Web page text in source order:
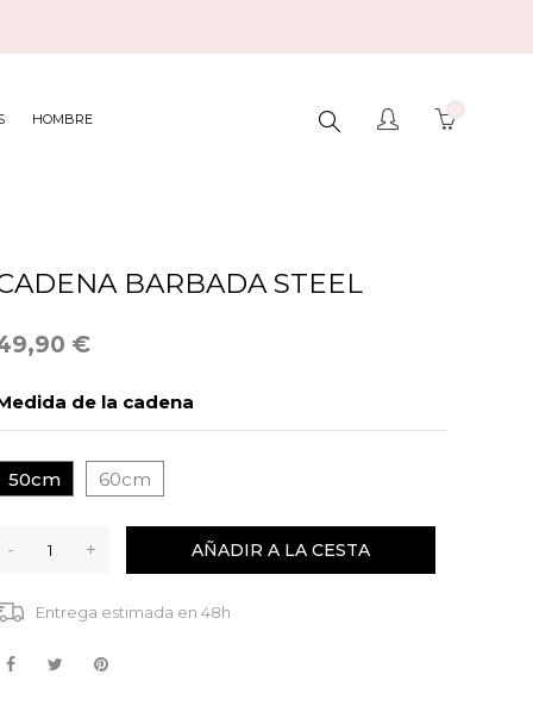
HOMBRE BUSCAR
BARBADA STEEL
€
de la cadena
50cm 60cm
- + AÑADIR A LA CESTA
Entrega estimada en 48h